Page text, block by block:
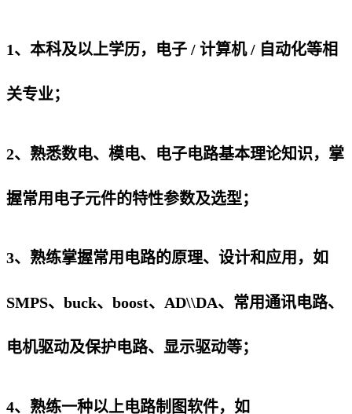
1、本科及以上学历，电子 / 计算机 / 自动化等相
关专业；
2、熟悉数电、模电、电子电路基本理论知识，掌
握常用电子元件的特性参数及选型；
3、熟练掌握常用电路的原理、设计和应用，如
SMPS、buck、boost、AD\\DA、常用通讯电路、
电机驱动及保护电路、显示驱动等；
4、熟练一种以上电路制图软件，如